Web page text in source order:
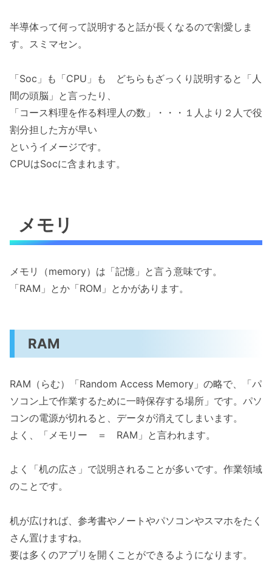
半導体って何って説明すると話が長くなるので割愛しま
す。スミマセン。
「Soc」も「CPU」も どちらもざっくり説明すると「人
間の頭脳」と言ったり、
「コース料理を作る料理人の数」・・・１人より２人で役
割分担した方が早い
というイメージです。
CPUはSocに含まれます。
メモリ
メモリ（memory）は「記憶」と言う意味です。
「RAM」とか「ROM」とかがあります。
RAM
RAM（らむ）「Random Access Memory」の略で、「パ
ソコン上で作業するために一時保存する場所」です。パソ
コンの電源が切れると、データが消えてしまいます。
よく、「メモリー ＝ RAM」と言われます。
よく「机の広さ」で説明されることが多いです。作業領域
のことです。
机が広ければ、参考書やノートやパソコンやスマホをたく
さん置けますね。
要は多くのアプリを開くことができるようになります。